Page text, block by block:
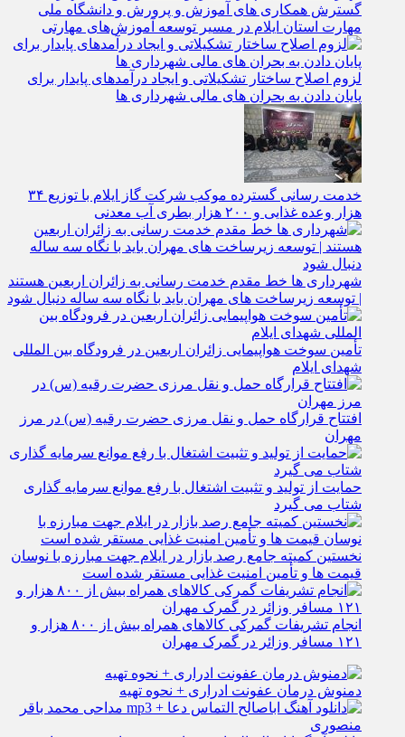
گسترش همکاری‌ های آموزش و پرورش و دانشگاه ملی
مهارت استان ایلام در مسیر توسعه آموزش‌های مهارتی
لزوم اصلاح ساختار تشکیلاتی و ایجاد درآمدهای پایدار برای
پایان دادن به بحران‌ های مالی شهرداری‌ ها
خدمت رسانی گسترده موکب شرکت گاز ایلام با توزیع ۳۴
هزار وعده غذایی و ۲۰۰ هزار بطری آب معدنی
شهرداری‌ ها خط مقدم خدمت ‌رسانی به زائران اربعین هستند
| توسعه زیرساخت ‌های مهران باید با نگاه سه‌ ساله دنبال شود
تأمین سوخت هواپیمایی زائران اربعین در فرودگاه بین المللی
شهدای ایلام
افتتاح قرارگاه حمل‌ و نقل مرزی حضرت رقیه (س) در مرز
مهران
حمایت از تولید و تثبیت اشتغال با رفع موانع سرمایه‌ گذاری
شتاب می‌ گیرد
نخستین کمیته جامع رصد بازار در ایلام جهت مبارزه با نوسان
قیمت‌ ها و تأمین امنیت غذایی مستقر شده است
انجام تشریفات گمرکی کالاهای همراه بیش از ۸۰۰ هزار و
۱۲۱ مسافر وزائر در گمرک مهران
دمنوش درمان عفونت ادراری + نحوه تهیه